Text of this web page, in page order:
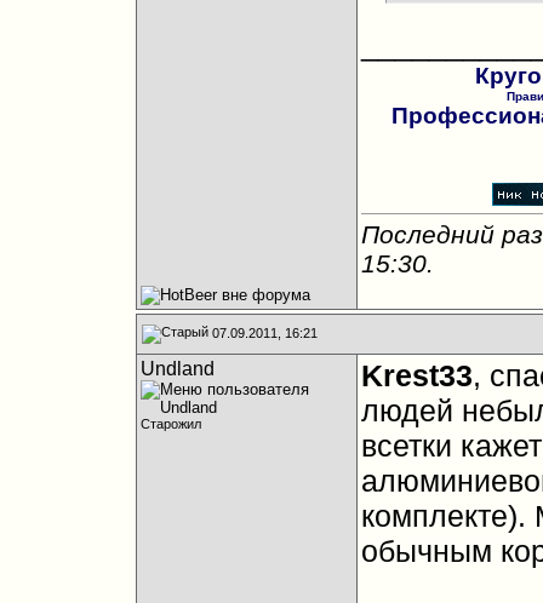
Последний
15:30.
07.09.2011, 16:21
Undland
Старожил
Krest33,
людей
всетки
комплекте).
обычным